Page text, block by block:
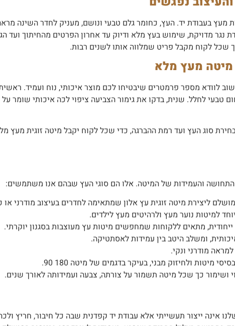
מעץ בעבודת יד. העץ, כחומר גלם טבעי ונושם, מעניק לחדר השינה
נגר מדויקת, שימוש בעץ מלא ודיוק עד אחרון הפרטים מהחיתוך ועד
שכל לקוח מקבל פריט שמלווה אותו לשנים רבות.
מיטה מעץ מלא
מיטה זוגית עץ מלא או מיטה 120 עץ, חשוב לוודא מספר פרמטרים שיבטיחו לכם מוצר
טבעי לחלל. שנית, בדקו את גימור הצביעה ציפוי לכה איכותי שומר
סוג העץ ועד רמת ההברגה, כדי שכל לקוח יקבל מיטה זוגית מעץ
והעמידות של המיטה. אלו הם סוגי העץ שבהם אנו משתמשים:
ליצירת מיטה זוגית עץ אלון שמתאימה לחדרים בעיצוב מודרני או
למיטות נוער מעץ ולרהיטים מעץ לילדים.
מתאים ללקוחות שמחפשים מיטות עץ מעוצבות בסגנון יוקרתי.
ומשלב היטב בין עמידות לאסתטיקה.
מודרני ונקי.
מיטות ולחיזוק מבני, בעיקר בדגמים של מיטה 180 90.
ושימור כך שכל מיטה תשמור על צורתה, צבעה ועמידותה לאורך שנים.
אינה ייצור תעשייתי אלא עבודת יד קפדנית שבה כל חיבור, חריץ